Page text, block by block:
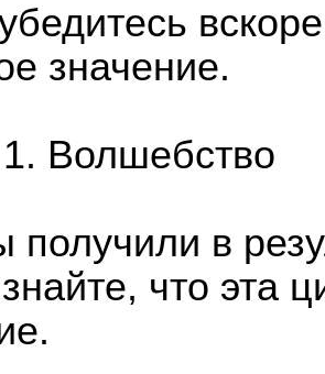
значение.
Волшебство
получили в
что эта